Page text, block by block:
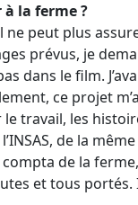
la ferme ?
peut plus
prévus, je
dans le film.
ce projet
travail, les
de la même
de la
et tous portés.